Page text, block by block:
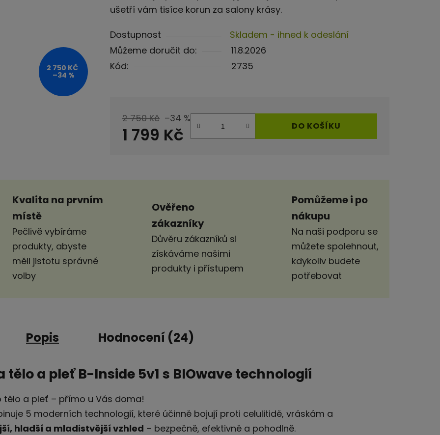
ušetří vám tisíce korun za salony krásy.
Dostupnost
Skladem - ihned k odeslání
Můžeme doručit do:
11.8.2026
Kód:
2735
2 750 Kč –34 %
1 799 Kč DO KOŠÍKU
2 750 KČ
–34 %
Kvalita na prvním
místě
Pečlivě vybíráme
produkty, abyste
měli jistotu správné
volby
Ověřeno
zákazníky
Důvěru zákazníků si
získáváme našimi
produkty i přístupem
Pomůžeme i po
nákupu
Na naši podporu se
můžete spolehnout,
kdykoliv budete
potřebovat
Popis Hodnocení (24)
a pleť B-Inside 5v1 s BIOwave technologií
a pleť – přímo u Vás doma!
5 moderních technologií, které účinně bojují proti celulitidě, vráskám a
hladší a mladistvější vzhled – bezpečně, efektivně a pohodlně.